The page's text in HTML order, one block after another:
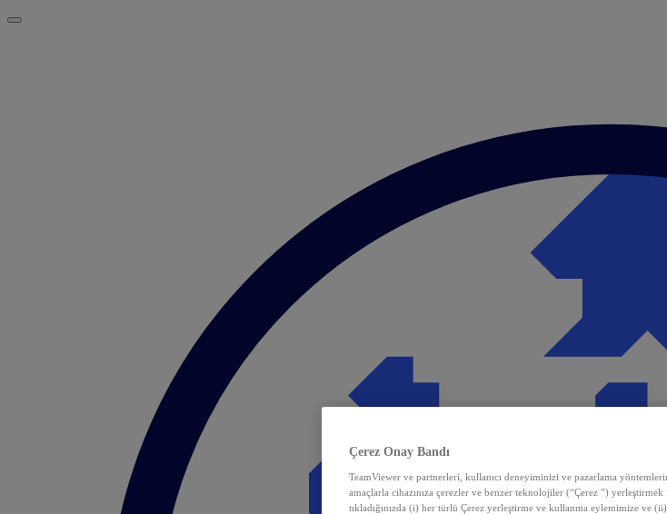
Çerez Onay Bandı
TeamViewer ve partnerleri, kullanıcı deneyiminizi ve pazarlama
amaçlarla cihazınıza çerezler ve benzer teknolojiler (“Çerez ”) yerleştirmek
tıkladığınızda (i) her türlü Çerez yerleştirme ve kullanma eylemimize ve